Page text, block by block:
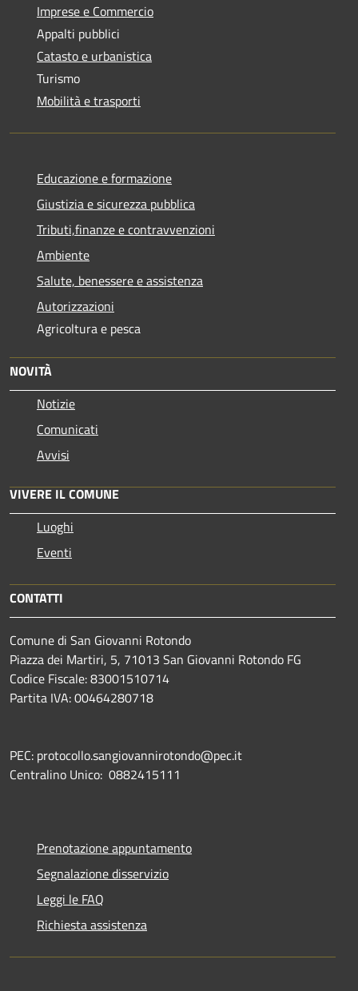
Imprese e Commercio
Appalti pubblici
Catasto e urbanistica
Turismo
Mobilità e trasporti
Educazione e formazione
Giustizia e sicurezza pubblica
Tributi,finanze e contravvenzioni
Ambiente
Salute, benessere e assistenza
Autorizzazioni
Agricoltura e pesca
NOVITÀ
Notizie
Comunicati
Avvisi
VIVERE IL COMUNE
Luoghi
Eventi
CONTATTI
Comune di San Giovanni Rotondo
Piazza dei Martiri, 5, 71013 San Giovanni Rotondo FG
Codice Fiscale: 83001510714
Partita IVA: 00464280718
PEC: protocollo.sangiovannirotondo@pec.it
Centralino Unico: 0882415111
Prenotazione appuntamento
Segnalazione disservizio
Leggi le FAQ
Richiesta assistenza